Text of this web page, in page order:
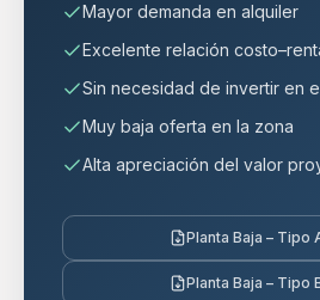
Mayor demanda en alquiler
Excelente relación
Sin necesidad de invertir en
Muy baja oferta en la zona
Alta apreciación del valor
Planta Baja – Tipo
Planta Baja – Tipo